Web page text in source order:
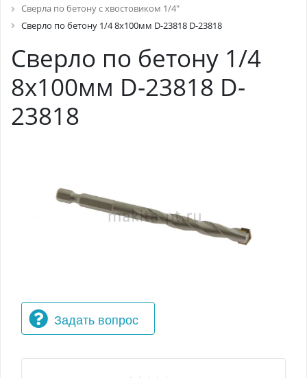
Сверла по бетону с хвостовиком 1/4"
Сверло по бетону 1/4 8x100мм D-23818 D-23818
Сверло по бетону 1/4
8x100мм D-23818 D-
23818
Задать вопрос